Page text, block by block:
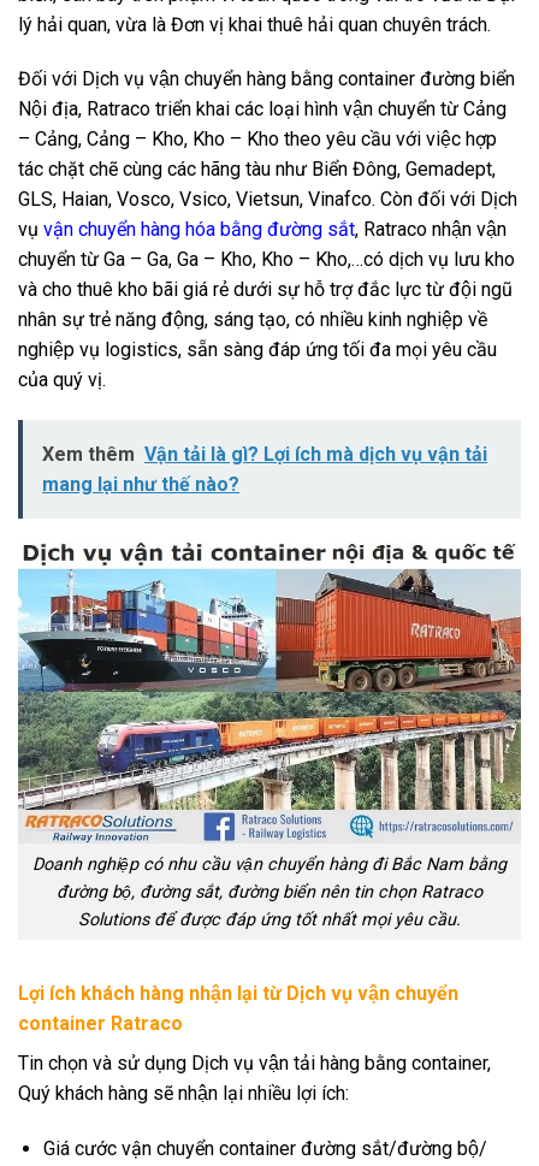
lý hải quan, vừa là Đơn vị khai thuê hải quan chuyên trách.
Đối với Dịch vụ vận chuyển hàng bằng container đường biển
Nội địa, Ratraco triển khai các loại hình vận chuyển từ Cảng
– Cảng, Cảng – Kho, Kho – Kho theo yêu cầu với việc hợp
tác chặt chẽ cùng các hãng tàu như Biển Đông, Gemadept,
GLS, Haian, Vosco, Vsico, Vietsun, Vinafco. Còn đối với Dịch
vụ vận chuyển hàng hóa bằng đường sắt, Ratraco nhận vận
chuyển từ Ga – Ga, Ga – Kho, Kho – Kho,…có dịch vụ lưu kho
và cho thuê kho bãi giá rẻ dưới sự hỗ trợ đắc lực từ đội ngũ
nhân sự trẻ năng động, sáng tạo, có nhiều kinh nghiệp về
nghiệp vụ logistics, sẵn sàng đáp ứng tối đa mọi yêu cầu
của quý vị.
Xem thêm Vận tải là gì? Lợi ích mà dịch vụ vận tải
mang lại như thế nào?
Doanh nghiệp có nhu cầu vận chuyển hàng đi Bắc Nam bằng
đường bộ, đường sắt, đường biển nên tin chọn Ratraco
Solutions để được đáp ứng tốt nhất mọi yêu cầu.
Lợi ích khách hàng nhận lại từ Dịch vụ vận chuyển
container Ratraco
Tin chọn và sử dụng Dịch vụ vận tải hàng bằng container,
Quý khách hàng sẽ nhận lại nhiều lợi ích:
Giá cước vận chuyển container đường sắt/đường bộ/